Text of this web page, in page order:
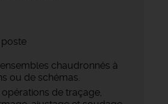
chaudronnés à
ou de schémas.
de traçage,